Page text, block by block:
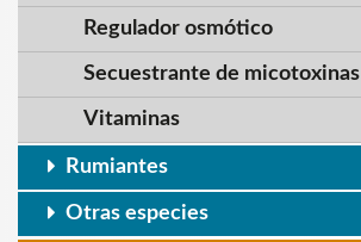
Regulador osmótico
Secuestrante de micotoxinas
Vitaminas
Rumiantes
Otras especies